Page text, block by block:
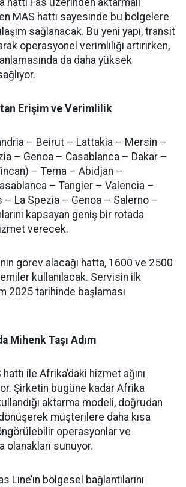
hattı Fas üzerinden aktarmalı
MAS hattı sayesinde bu bölgelere
sağlanacak. Bu yeni yapı, transit
operasyonel verimliliği artırırken,
da daha yüksek
Erişim ve Verimlilik
– Beirut – Lattakia – Mersin –
– Genoa – Casablanca – Dakar –
– Tema – Abidjan –
– Tangier – Valencia –
– La Spezia – Genoa – Salerno –
kapsayan geniş bir rotada
verecek.
görev alacağı hatta, 1600 ve 2500
kullanılacak. Servisin ilk
2025 tarihinde başlaması
Mihenk Taşı Adım
ile Afrika’daki hizmet ağını
Şirketin bugüne kadar Afrika
aktarma modeli, doğrudan
müşterilere daha kısa
operasyonlar ve
olanakları sunuyor.
Line’ın bölgesel bağlantılarını